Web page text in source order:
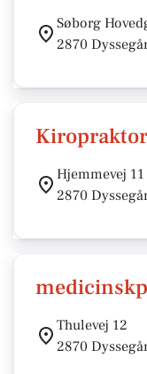
Søborg
2870
Hjemmevej 11
2870
Thulevej 12
2870